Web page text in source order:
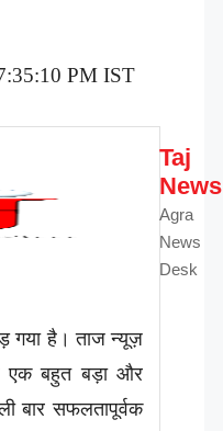
PM IST
Taj
News
Agra
News
Desk
गया है। ताज न्यूज़
एक बहुत बड़ा और
बार सफलतापूर्वक